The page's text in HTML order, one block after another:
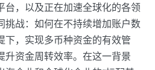
台，以及正在加速全球化的各领
挑战：如何在不持续增加账户数
下，实现多币种资金的有效管
升资金周转效率。在这一背景